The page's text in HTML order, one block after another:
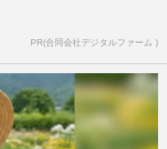
PR(合同会社デジタルファーム )